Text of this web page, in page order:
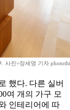
사진=장세영 기자
했다. 다른 실버
여 개의 가구 모
인테리어에 따